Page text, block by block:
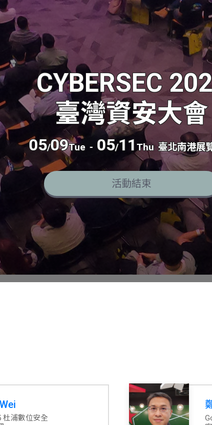
CYBERSEC
臺灣資安大會
05/09Tue - 05/11 Thu 臺北南港展
活動結束
杜浦數位安全